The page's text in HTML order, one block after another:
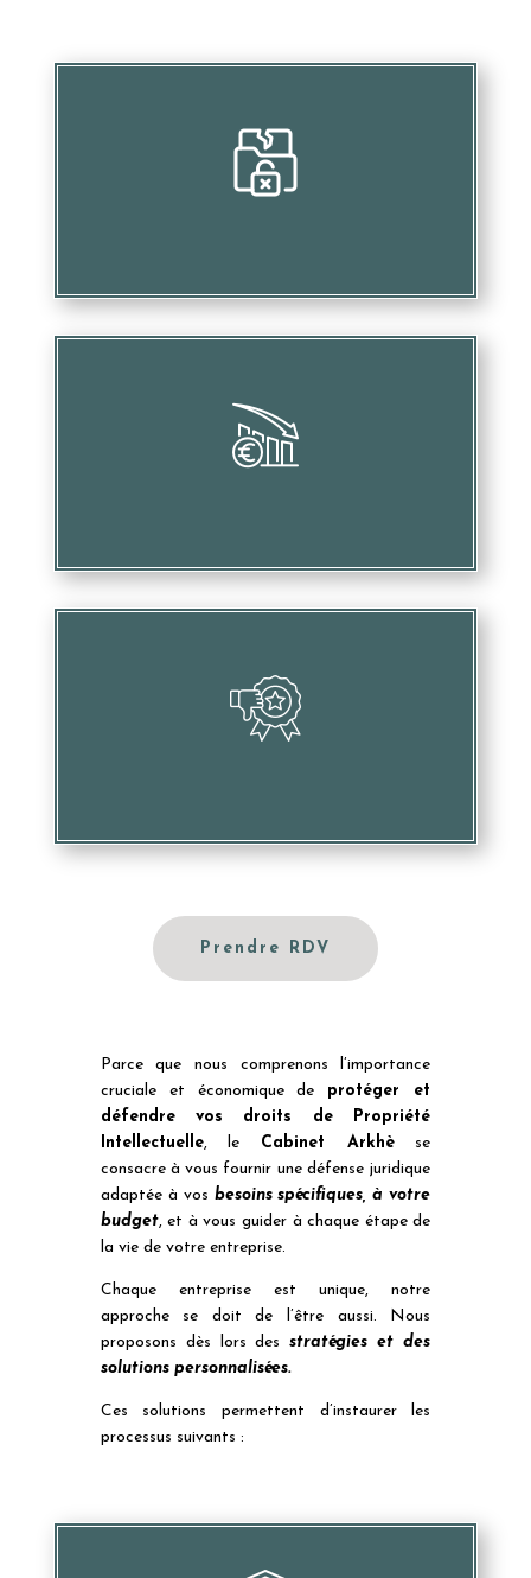
Mettre en péril vos investissements
Causer des pertes financières substantielles
Nuire à votre image et votre réputation
Prendre RDV
Parce que nous comprenons l’importance
cruciale et économique de protéger et
défendre vos droits de Propriété
Intellectuelle, le Cabinet Arkhèse
consacre à vous fournir une défense juridique
adaptée à vos besoins spécifiques, à votre
budget, et à vous guider à chaque étape de
la vie de votre entreprise.
Chaque entreprise est unique, notre
approche se doit de l’être aussi. Nous
proposons dès lors desstratégies et des
solutions personnalisées.
Ces solutions permettent d’instaurer les
processus suivants :